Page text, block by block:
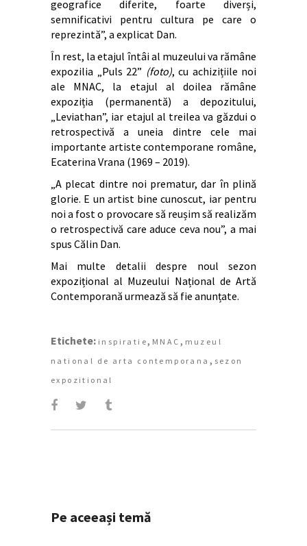
geografice diferite, foarte diverși,
semnificativi pentru cultura pe care o
reprezintă”, a explicat Dan.
În rest, la etajul întâi al muzeului va rămâne
expozilia „Puls 22” (foto), cu achizițiile noi
ale MNAC, la etajul al doilea rămâne
expoziția (permanentă) a depozitului,
„Leviathan”, iar etajul al treilea va găzdui o
retrospectivă a uneia dintre cele mai
importante artiste contemporane române,
Ecaterina Vrana (1969 – 2019).
„A plecat dintre noi prematur, dar în plină
glorie. E un artist bine cunoscut, iar pentru
noi a fost o provocare să reușim să realizăm
o retrospectivă care aduce ceva nou”, a mai
spus Călin Dan.
Mai multe detalii despre noul sezon
expozițional al Muzeului Național de Artă
Contemporană urmează să fie anunțate.
Etichete: inspiratie, MNAC , muzeul
national de arta contemporana , sezon
expozitional
Pe aceeași temă